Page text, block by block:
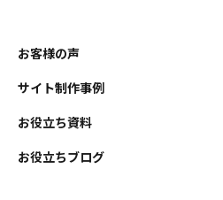
お客様の声
サイト制作事例
お役立ち資料
お役立ちブログ